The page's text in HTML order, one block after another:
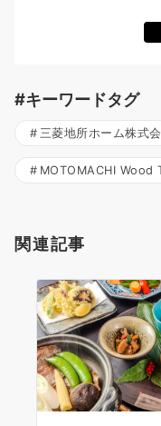
#キーワードタグ
三菱地所ホーム株式
MOTOMACHI Wood
関連記事